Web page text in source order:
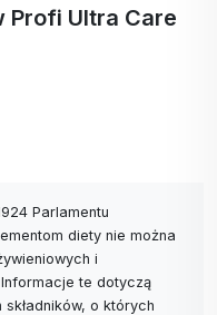
Profi Ultra Care
Parlamentu
diety nie można
i
te dotyczą
o których